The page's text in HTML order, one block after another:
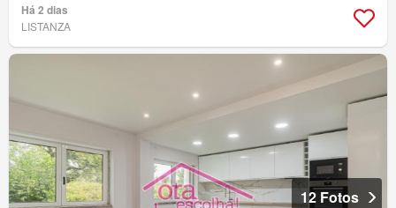
Há 2 dias
LISTANZA
12 Fotos